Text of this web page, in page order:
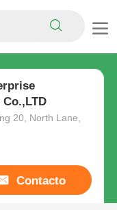
20, North Lane,
Contacto